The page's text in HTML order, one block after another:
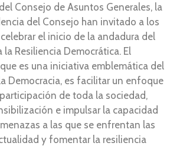
Consejo de Asuntos Generales, la
del Consejo han invitado a los
el inicio de la andadura del
la Resiliencia Democrática. El
es una iniciativa emblemática del
Democracia, es facilitar un enfoque
de toda la sociedad,
e impulsar la capacidad
a las que se enfrentan las
y fomentar la resiliencia